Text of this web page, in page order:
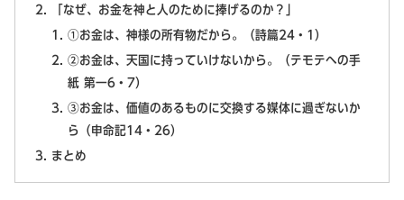
「なぜ、お金を神と人のために捧げるのか？」
①お金は、神様の所有物だから。（詩篇24・1）
②お金は、天国に持っていけないから。（テモテへの手
紙 第一6・7）
③お金は、価値のあるものに交換する媒体に過ぎないか
ら（申命記14・26）
まとめ